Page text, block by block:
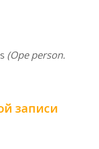
(Ope person.
записи